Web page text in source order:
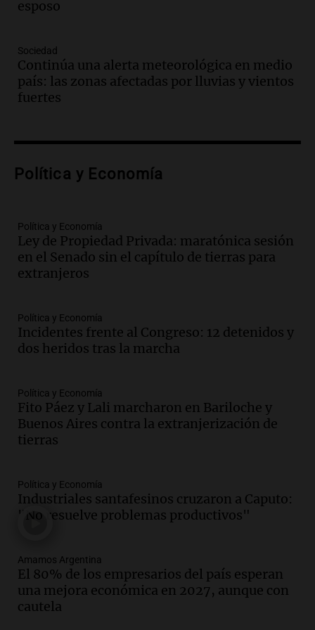
Episodios
avanza con testimonios clave sobre el
accidente en Villa Dolores
Panorama Federal
tributo todos los jueves
Episodios
sea, va a ser lindo”
La Cadena del Gol
Episodios
Audio.Débora Blanca, psicóloga experta
mano es muy peligroso”
La Argentina, hoy
Episodios
sobre los parques educativos
Amamos Argentina
Episodios
Audio.
durante la primavera
Informados al regreso
Episodios
tras fuertes vientos
Panorama Federal
Episodios
esposo
Sociedad
Continúa una alerta meteorológica en medio
país: las zonas afectadas por lluvias y vientos
fuertes
Política y Economía
Política y Economía
Ley de Propiedad Privada: maratónica sesión
en el Senado sin el capítulo de tierras para
extranjeros
Política y Economía
Incidentes frente al Congreso: 12 detenidos y
dos heridos tras la marcha
Política y Economía
Fito Páez y Lali marcharon en Bariloche y
Buenos Aires contra la extranjerización de
tierras
Política y Economía
Industriales santafesinos cruzaron a Caputo:
"No resuelve problemas productivos"
Amamos Argentina
El 80% de los empresarios del país esperan
una mejora económica en 2027, aunque con
cautela